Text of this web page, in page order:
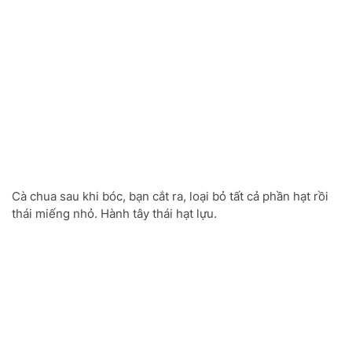
Cà chua sau khi bóc, bạn cắt ra, loại bỏ tất cả phần hạt rồi
thái miếng nhỏ. Hành tây thái hạt lựu.